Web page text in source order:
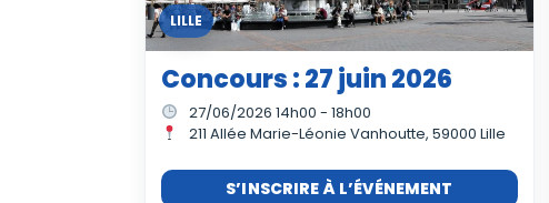
LILLE
Concours : 27 juin 2026
27/06/2026 14h00 - 18h00
211 Allée Marie-Léonie Vanhoutte, 59000 Lille
S’INSCRIRE À L’ÉVÉNEMENT